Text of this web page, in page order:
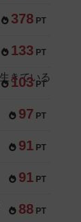
378 PT
133 PT
103 PT
97 PT
91 PT
91 PT
88 PT